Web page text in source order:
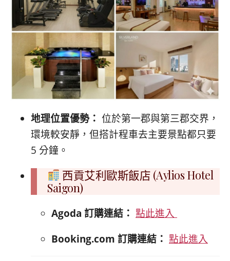
地理位置優勢： 位於第一郡與第三郡交界，
環境較安靜，但搭計程車去主要景點都只要
5 分鐘。
西貢艾利歐斯飯店 (Aylios Hotel
Saigon)
Agoda 訂購連結： 點此進入
Booking.com 訂購連結： 點此進入